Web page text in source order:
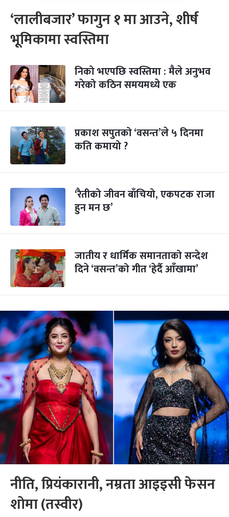
‘लालीबजार’ फागुन १ मा आउने, शीर्ष
भूमिकामा स्वस्तिमा
निको भएपछि स्वस्तिमा : मैले अनुभव
गरेको कठिन समयमध्ये एक
प्रकाश सपुतको ‘वसन्त’ले ५ दिनमा
कति कमायो ?
‘रैतीको जीवन बाँचियो, एकपटक राजा
हुन मन छ’
जातीय र धार्मिक समानताको सन्देश
दिने ‘वसन्त’को गीत ‘हेर्दै आँखामा’
नीति, प्रियंकारानी, नम्रता आइइसी फेसन
शोमा (तस्वीर)